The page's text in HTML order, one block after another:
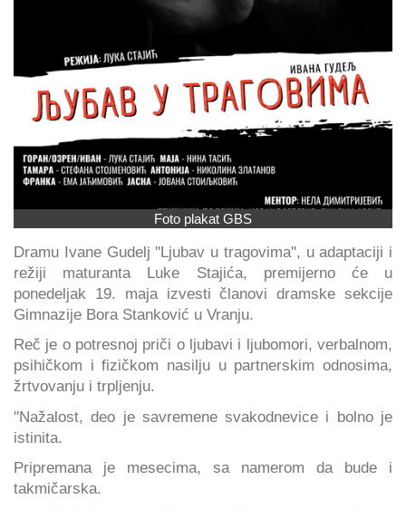
Foto plakat GBS
Dramu Ivane Gudelj ''Ljubav u tragovima'', u adaptaciji i
režiji maturanta Luke Stajića, premijerno će u
ponedeljak 19. maja izvesti članovi dramske sekcije
Gimnazije Bora Stanković u Vranju.
Reč je o potresnoj priči o ljubavi i ljubomori, verbalnom,
psihičkom i fizičkom nasilju u partnerskim odnosima,
žrtvovanju i trpljenju.
"Nažalost, deo je savremene svakodnevice i bolno je
istinita.
Pripremana je mesecima, sa namerom da bude i
takmičarska.